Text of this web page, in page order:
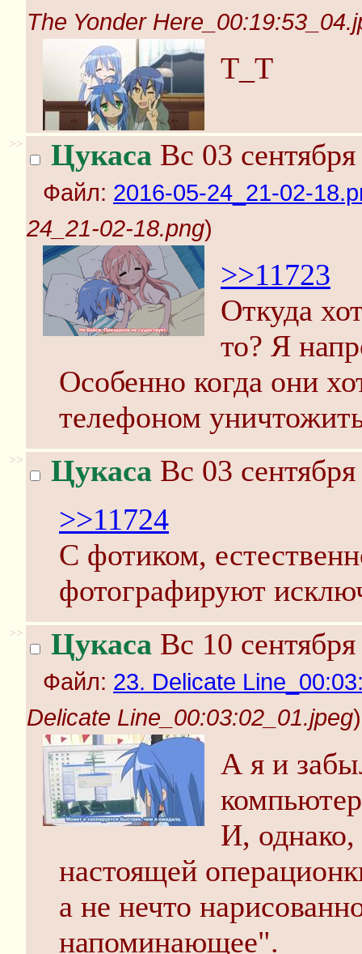
The Yonder
Т_Т
>> Цукаса Вс 03
Файл: 2016-05-24_21-02-
24_21-02-18.png)
>>11723
Откуда
то? Я
Особенно когда они
телефоном
>> Цукаса Вс 03
>>11724
С фотиком,
фотографируют
>> Цукаса Вс 10
Файл: 23. Delicate
Delicate Line_00:03:02_01.jpeg)
А я и
И,
настоящей
а не нечто
напоминающее".